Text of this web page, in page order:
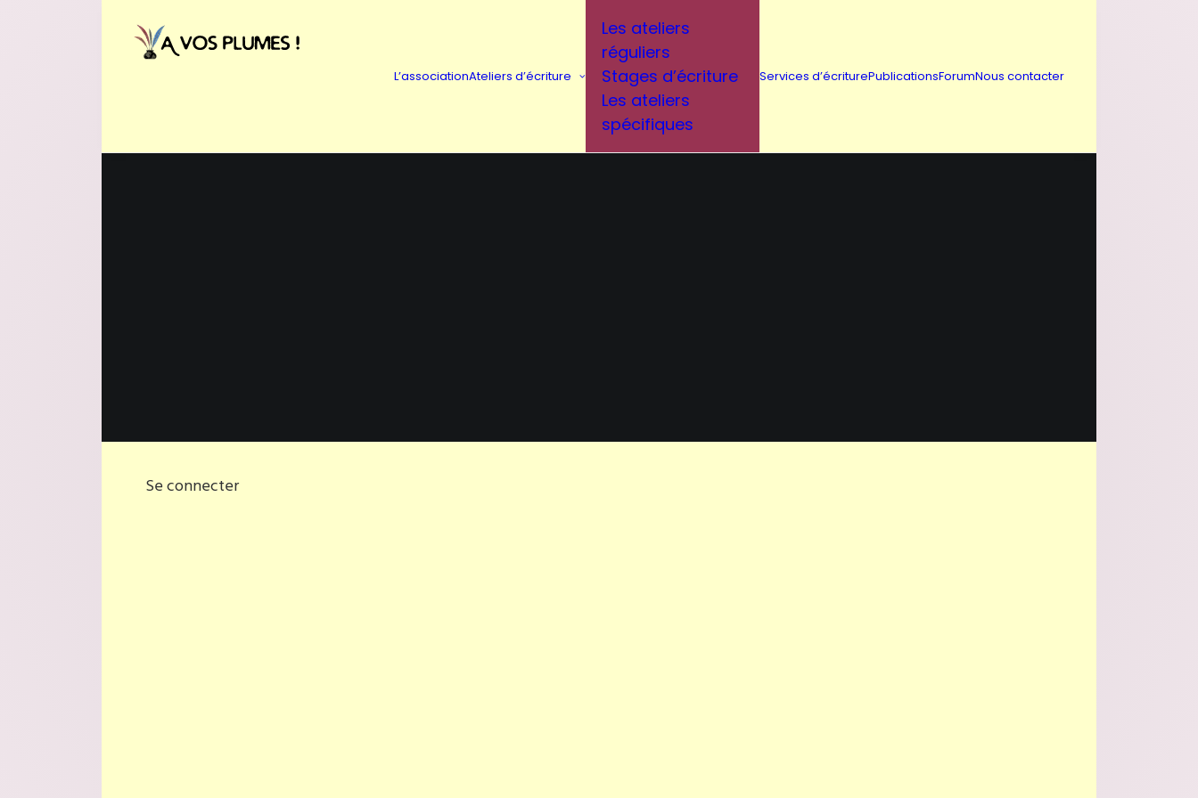
L’associationAteliers d’écriture
Les ateliers
réguliers
Stages d’écriture
Les ateliers
spécifiques
Services d’écriturePublicationsForumNous contacter
Se connecter